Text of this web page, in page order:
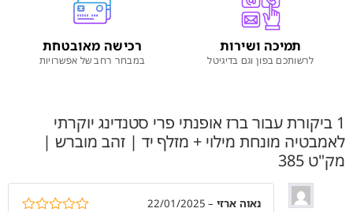
תמיכה ושירות
לרשותכם בפון וגם בדיגיטל
רכישה מאובטחת
במבחר רחב של אפשרויות
1 ביקורת עבור
ברז אופנתי פרי סטנדינג יוקרתי
לאמבטיה מונחת מילוי + מזלף יד | זהב מוברש |
מק"ט 385
נאוה ארזי –
22/01/2025